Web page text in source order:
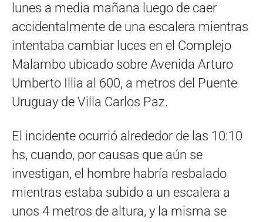
lunes a media mañana luego de caer
accidentalmente de una escalera mientras
intentaba cambiar luces en el Complejo
Malambo ubicado sobre Avenida Arturo
Umberto Illia al 600, a metros del Puente
Uruguay de Villa Carlos Paz.
El incidente ocurrió alrededor de las 10:10
hs, cuando, por causas que aún se
investigan, el hombre habría resbalado
mientras estaba subido a un escalera a
unos 4 metros de altura, y la misma se